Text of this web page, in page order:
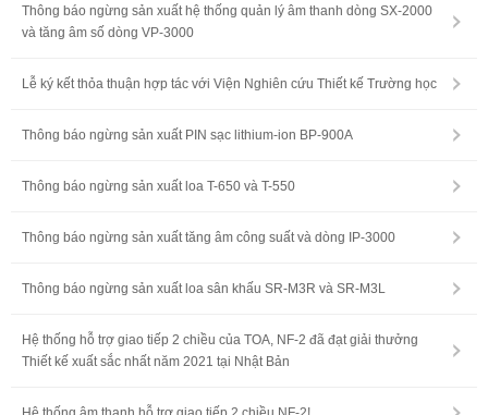
Thông báo ngừng sản xuất hệ thống quản lý âm thanh dòng SX-2000
và tăng âm số dòng VP-3000
Lễ ký kết thỏa thuận hợp tác với Viện Nghiên cứu Thiết kế Trường học
Thông báo ngừng sản xuất PIN sạc lithium-ion BP-900A
Thông báo ngừng sản xuất loa T-650 và T-550
Thông báo ngừng sản xuất tăng âm công suất và dòng IP-3000
Thông báo ngừng sản xuất loa sân khấu SR-M3R và SR-M3L
Hệ thống hỗ trợ giao tiếp 2 chiều của TOA, NF-2 đã đạt giải thưởng
Thiết kế xuất sắc nhất năm 2021 tại Nhật Bản